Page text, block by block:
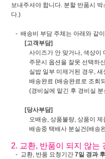
보내주셔야 합니다. 분할 반품시
다.)
- 배송비 부담 주체는 아래와 같
[고객부담]
사이즈가 안 맞거나, 색상이
주문시 옵션을 잘못 선택하신
실밥 일부 미제거된 경우, 새상
배송완료 (배송완료로 조회되
(경비실에 맡긴 후 경비실 분
[당사부담]
오배송, 상품불량, 상품이 제
배송중 택배사 분실건(배송완
2. 교환, 반품이 되지 않는
- 교환, 반품 요청기간 7일 경과